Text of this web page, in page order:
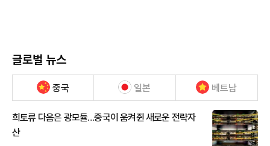
글로벌 뉴스
중국 일본 베트남
희토류 다음은 광모듈…중국이 움켜쥔 새로운 전략자
산